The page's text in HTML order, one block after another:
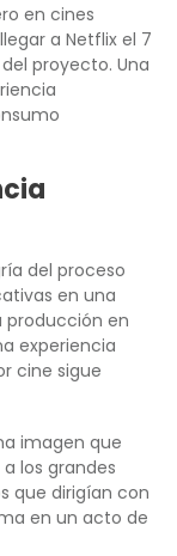
en cines
a Netflix el 7
proyecto. Una
del proceso
en una
producción en
experiencia
cine sigue
imagen que
los grandes
que dirigían con
en un acto de